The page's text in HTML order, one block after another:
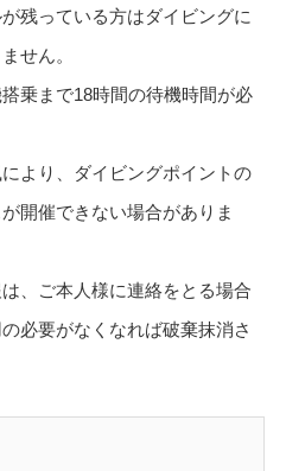
残っている方はダイビングに
せん。
乗まで18時間の待機時間が必
より、ダイビングポイントの
開催できない場合がありま
、ご本人様に連絡をとる場合
必要がなくなれば破棄抹消さ